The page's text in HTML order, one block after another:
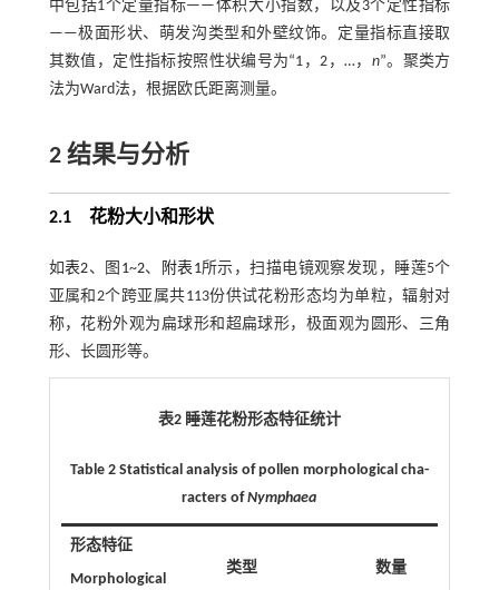
中包括1个定量指标——体积大小指数，以及3个定性指标
——极面形状、萌发沟类型和外壁纹饰。定量指标直接取
其数值，定性指标按照性状编号为“1，2，…， n”。聚类方
法为Ward法，根据欧氏距离测量。
2结果与分析
2.1 花粉大小和形状
如表2、图 1~2、 附表1所示，扫描电镜观察发现，睡莲5个
亚属和2个跨亚属共113份供试花粉形态均为单粒，辐射对
称，花粉外观为扁球形和超扁球形，极面观为圆形、三角
形、长圆形等。
表2 睡莲花粉形态特征统计
Table 2 Statistical analysis of pollen morphological cha-
racters ofNymphaea
形态特征
Morphological
类型
数量